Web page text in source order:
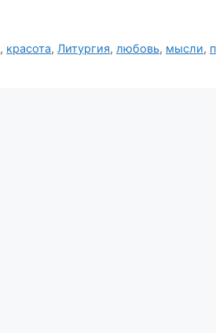
, красота,Литургия, любовь, мысли,